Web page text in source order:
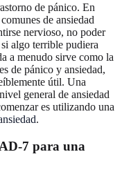
de pánico. En
de ansiedad
nervioso, no poder
algo terrible pudiera
a menudo sirve como la
de pánico y ansiedad,
útil. Una
general de ansiedad
es utilizando una
.
7 para una